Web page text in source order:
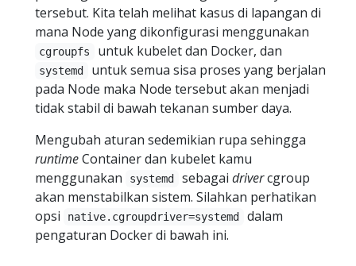
tersebut. Kita telah melihat kasus di lapangan di
mana Node yang dikonfigurasi menggunakan
cgroupfs untuk kubelet dan Docker, dan
systemd
untuk semua sisa proses yang berjalan
pada Node maka Node tersebut akan menjadi
tidak stabil di bawah tekanan sumber daya.
Mengubah aturan sedemikian rupa sehingga
runtimeContainer dan kubelet kamu
menggunakan
systemd sebagai drivercgroup
akan menstabilkan sistem. Silahkan perhatikan
opsi
native.cgroupdriver=systemd
dalam
pengaturan Docker di bawah ini.